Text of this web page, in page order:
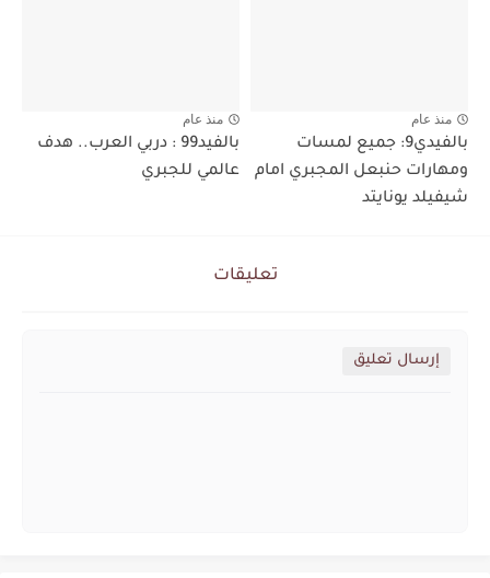
منذ عام
بالفيدي9: جميع لمسات
ومهارات حنبعل المجبري امام
شيفيلد يونايتد
منذ عام
بالفيد99 : دربي العرب.. هدف
عالمي للجبري
تعليقات
إرسال تعليق